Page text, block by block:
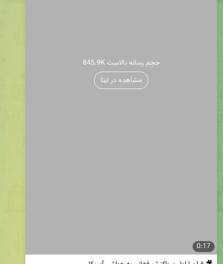
0:17
845.9K حجم رسانه بالاست
مشاهده در ایتا